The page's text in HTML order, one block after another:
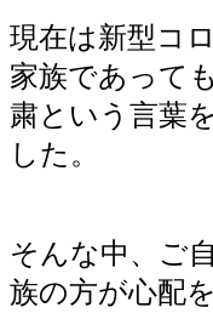
現在は新型コ
家族であって
粛という言葉
した。
そんな中、ご
族の方が心配